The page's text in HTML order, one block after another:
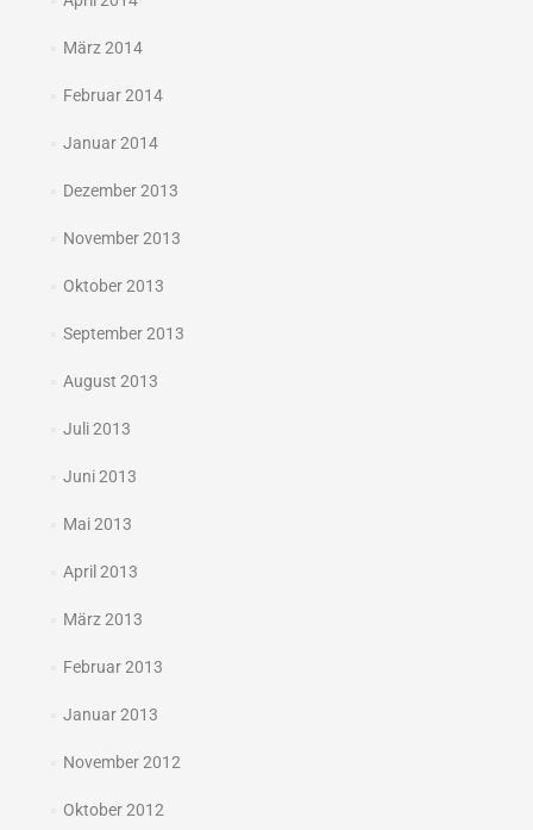
März 2014
Februar 2014
Januar 2014
Dezember 2013
November 2013
Oktober 2013
September 2013
August 2013
Juli 2013
Juni 2013
Mai 2013
April 2013
März 2013
Februar 2013
Januar 2013
November 2012
Oktober 2012